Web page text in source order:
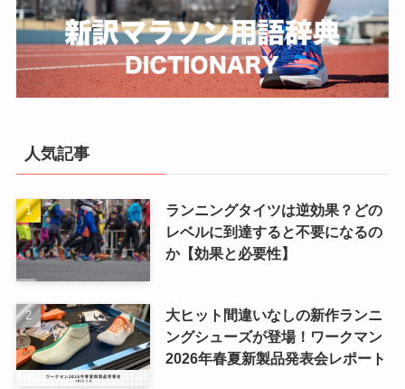
人気記事
ランニングタイツは逆効果？どの
レベルに到達すると不要になるの
か【効果と必要性】
大ヒット間違いなしの新作ランニ
ングシューズが登場！ワークマン
2026年春夏新製品発表会レポート